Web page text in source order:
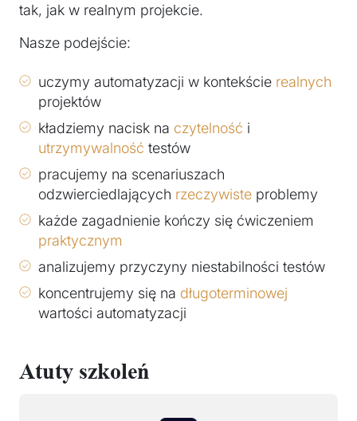
tak, jak w realnym projekcie.
Nasze podejście:
uczymy automatyzacji w kontekście realnych
projektów
kładziemy nacisk na czytelność i
utrzymywalność testów
pracujemy na scenariuszach
odzwierciedlających rzeczywiste problemy
każde zagadnienie kończy się ćwiczeniem
praktycznym
analizujemy przyczyny niestabilności testów
koncentrujemy się na długoterminowej
wartości automatyzacji
Atuty szkoleń